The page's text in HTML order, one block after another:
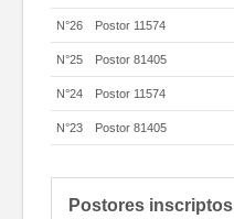
N°26 Postor 11574
N°25 Postor 81405
N°24 Postor 11574
N°23 Postor 81405
N°21 Postor 81405
Postores inscriptos